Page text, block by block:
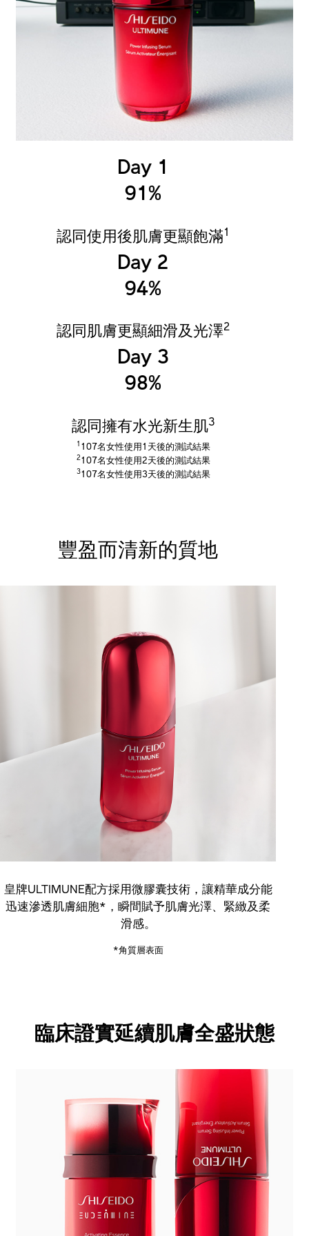
Day 1
91%
認同使用後肌膚更顯飽滿1
Day 2
94%
認同肌膚更顯細滑及光澤2
Day 3
98%
認同擁有水光新生肌3
1 107名女性使用1天後的測試結果
2107名女性使用2天後的測試結果
3107名女性使用3天後的測試結果
豐盈而清新的質地
皇牌ULTIMUNE配方採用微膠囊技術，讓精華成分能
迅速滲透肌膚細胞*，瞬間賦予肌膚光澤、緊緻及柔
滑感。
*角質層表面
臨床證實延續肌膚全盛狀態
臨床證實延續肌膚全盛狀態